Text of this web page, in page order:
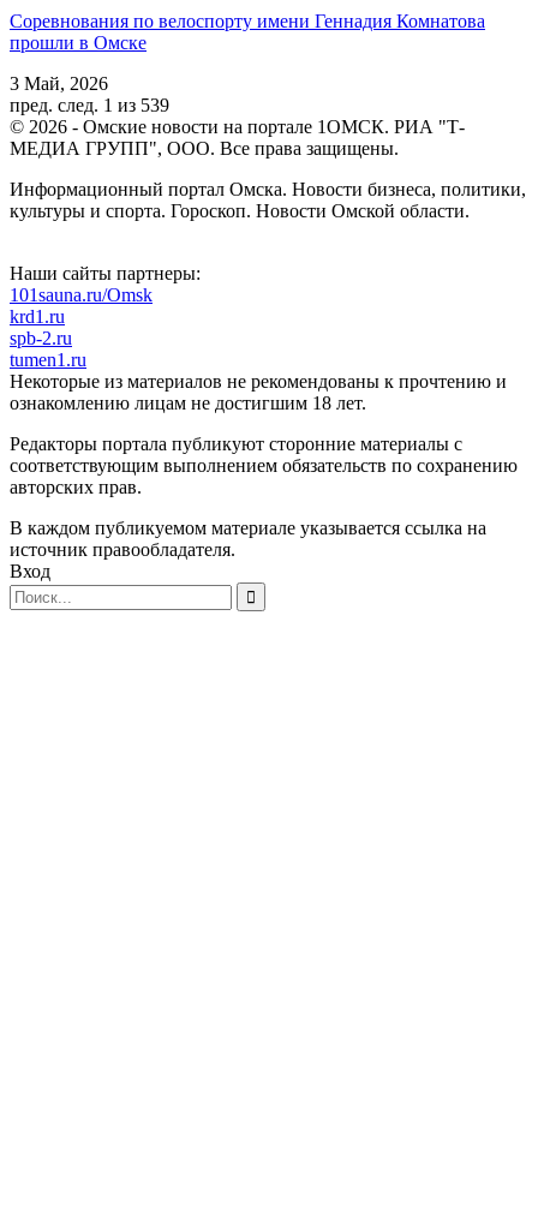
Соревнования по велоспорту имени Геннадия Комнатова
прошли в Омске
3 Май, 2026
пред. след. 1 из 539
© 2026 - Омские новости на портале 1ОМСК. РИА "Т-
МЕДИА ГРУПП", ООО. Все права защищены.
Информационный портал Омска. Новости бизнеса, политики,
культуры и спорта. Гороскоп. Новости Омской области.
Наши сайты партнеры:
101sauna.ru/Omsk
krd1.ru
spb-2.ru
tumen1.ru
Некоторые из материалов не рекомендованы к прочтению и
ознакомлению лицам не достигшим 18 лет.
Редакторы портала публикуют сторонние материалы с
соответствующим выполнением обязательств по сохранению
авторских прав.
В каждом публикуемом материале указывается ссылка на
источник правообладателя.
Вход